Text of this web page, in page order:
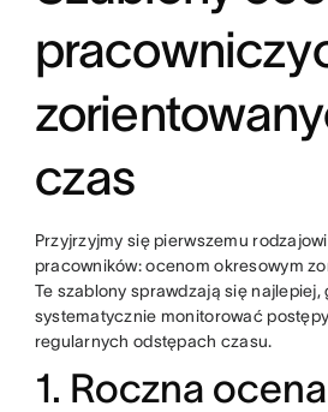
czas
Przyjrzyjmy się pierwszemu
pracowników: ocenom okresowym
Te szablony sprawdzają się najlepiej,
systematycznie monitorować
regularnych odstępach czasu.
1. Roczna